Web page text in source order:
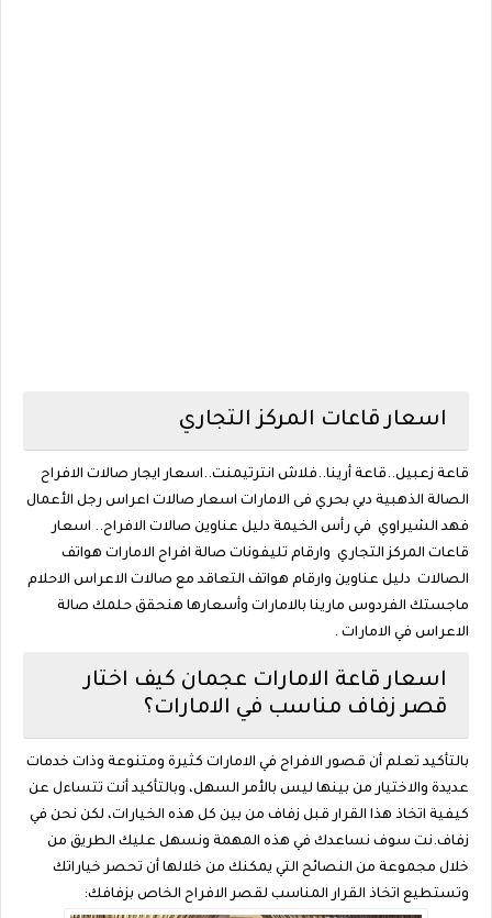
اسعار قاعات المركز التجاري
قاعة زعبيل..قاعة أرينا..فلاش انترتيمنت..اسعار ايجار صالات الافراح
الصالة الذهبية دبي بحري فى الامارات اسعار صالات اعراس رجل الأعمال
فهد الشيراوي في رأس الخيمة دليل عناوين صالات الافراح.. اسعار
قاعات المركز التجاري وارقام تليفونات صالة افراح الامارات هواتف
الصالات دليل عناوين وارقام هواتف التعاقد مع صالات الاعراس الاحلام
ماجستك الفردوس مارينا بالامارات وأسعارها هنحقق حلمك صالة
الاعراس في الامارات .
اسعار قاعة الامارات عجمان كيف اختار
قصر زفاف مناسب في الامارات؟
بالتأكيد تعلم أن قصور الافراح في الامارات كثيرة ومتنوعة وذات خدمات
عديدة والاختيار من بينها ليس بالأمر السهل، وبالتأكيد أنت تتساءل عن
كيفية اتخاذ هذا القرار قبل زفاف من بين كل هذه الخيارات، لكن نحن في
زفاف.نت سوف نساعدك في هذه المهمة ونسهل عليك الطريق من
خلال مجموعة من النصائح التي يمكنك من خلالها أن تحصر خياراتك
وتستطيع اتخاذ القرار المناسب لقصر الافراح الخاص بزفافك: